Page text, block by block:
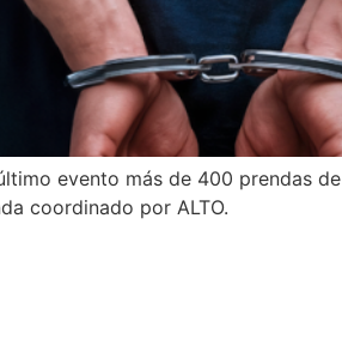
evento más de 400 prendas de
coordinado por ALTO.